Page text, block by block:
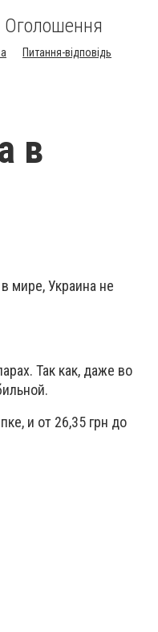
Оголошення
Питання-відповідь
в
мире, Украина не
Так как, даже во
и от 26,35 грн до